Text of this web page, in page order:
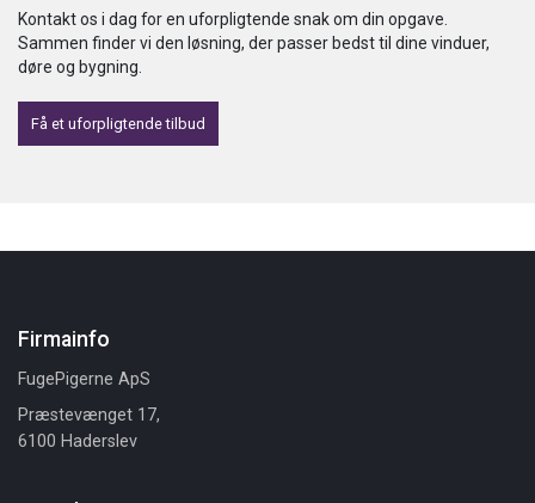
Kontakt os i dag for en uforpligtende snak om din opgave.
Sammen finder vi den løsning, der passer bedst til dine vinduer,
døre og bygning.
Få et uforpligtende tilbud
Firmainfo
FugePigerne ApS
Præstevænget 17,
6100 Haderslev